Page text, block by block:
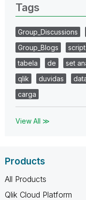
Tags
Group_Discussions
Group_Blogs
script
tabela
de set
qlik
duvidas
carga
View All ≫
Products
All Products
Qlik Cloud Platform